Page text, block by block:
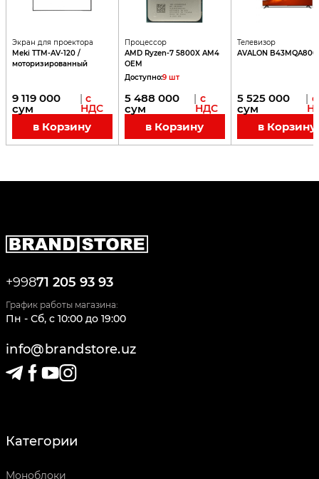
Экран для проектора
Meki TTM-AV-120 /
моторизированный
9 119 000
сум
| с
НДС
в Корзину
Процессор
AMD Ryzen-7 5800X AM4
OEM
Доступно:9 шт
5 488 000
сум
| с
НДС
в Корзину
Телевизор
AVALON B43MQA800
5 525 000
сум
| с
в Корзину
+99871 205 93 93
График работы магазина:
Пн - Сб, c 10:00 до 19:00
info@brandstore.uz
Категории
Моноблоки